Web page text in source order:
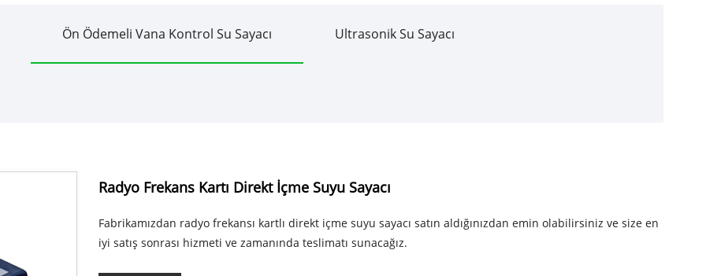
Ön Ödemeli Vana Kontrol Su Sayacı Ultrasonik Su Sayacı
Radyo Frekans Kartı Direkt İçme Suyu Sayacı
Fabrikamızdan radyo frekansı kartlı direkt içme suyu sayacı satın aldığınızdan emin olabilirsiniz ve size en
iyi satış sonrası hizmeti ve zamanında teslimatı sunacağız.